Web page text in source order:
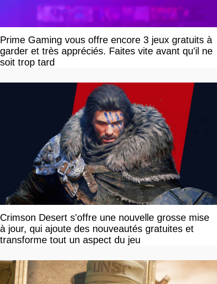
Prime Gaming vous offre encore 3 jeux gratuits à
garder et très appréciés. Faites vite avant qu'il ne
soit trop tard
Crimson Desert s'offre une nouvelle grosse mise
à jour, qui ajoute des nouveautés gratuites et
transforme tout un aspect du jeu